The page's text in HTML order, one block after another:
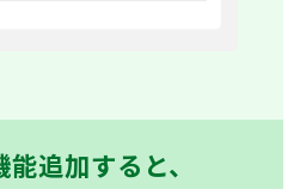
追加すると、